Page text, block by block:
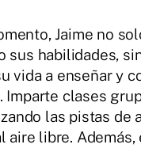
Jaime no
sus habilidades,
vida a enseñar y
Imparte clases
las pistas de
aire libre.